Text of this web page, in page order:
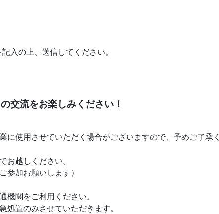
入の上、送信してください。
交流をお楽しみください！
に使用させていただく場合がございますので、予めご了承く
お越しください。
参加お願いします）
機関をご利用ください。
処置のみさせていただきます。